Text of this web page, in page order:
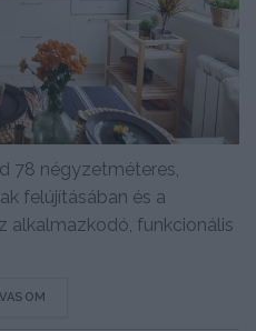
78 négyzetméteres,
felújításában és a
funkcionális